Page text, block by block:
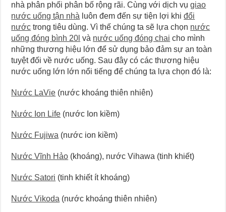
nhà phân phối phân bố rộng rãi. Cùng với dịch vụgiao
nước uống tận nhà luôn đem đến sự tiện lợi khiđổi
nước trong tiêu dùng. Vì thế chúng ta sẽ lựa chọn nước
uống đóng bình 20l và nước uống đóng chai cho mình
những thương hiệu lớn để sử dụng bảo đảm sự an toàn
tuyệt đối về nước uống. Sau đây có các thương hiệu
nước uống lớn lớn nổi tiếng để chúng ta lựa chọn đó là:
Nước LaVie (nước khoáng thiên nhiên)
Nước Ion Life (nước Ion kiềm)
Nước Fujiwa (nước ion kiềm)
Nước Vĩnh Hảo (khoáng), nước Vihawa (tinh khiết)
Nước Satori (tinh khiết ít khoáng)
Nước Vikoda (nước khoáng thiên nhiên)